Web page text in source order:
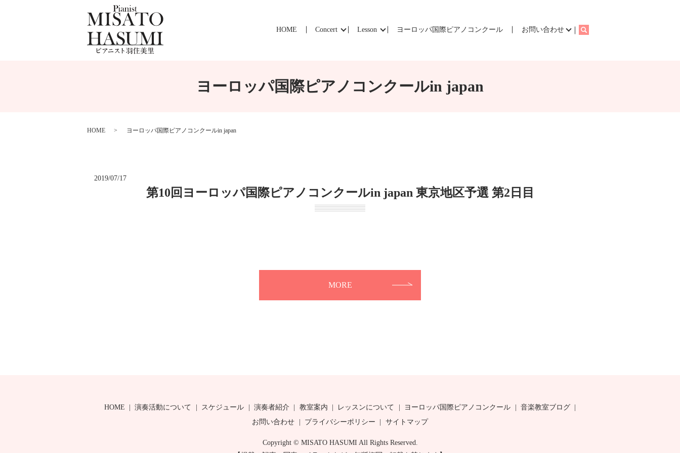
HOME Concert Lesson ヨーロッパ国際ピアノコンクール お問い合わせ search
ヨーロッパ国際ピアノコンクールin japan
HOME ヨーロッパ国際ピアノコンクールin japan
2019/07/17
第10回ヨーロッパ国際ピアノコンクールin japan 東京地区予選 第2日目
MORE
HOME 演奏活動について スケジュール 演奏者紹介 教室案内 レッスンについて ヨーロッパ国際ピアノコンクール
音楽教室ブログ
お問い合わせ
プライバシーポリシー サイトマップ
Copyright © MISATO HASUMI All Rights Reserved.